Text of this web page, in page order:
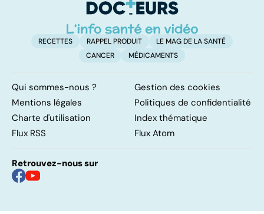
RECETTES RAPPEL PRODUIT
LE MAG DE LA SANTÉ
CANCER
MÉDICAMENTS
Qui sommes-nous ?
Gestion des cookies
Mentions légales
Politiques de confidentialité
Charte d'utilisation
Index thématique
Flux RSS
Flux Atom
Retrouvez-nous sur